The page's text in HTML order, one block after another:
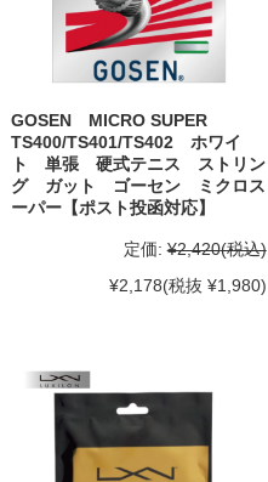
GOSEN MICRO SUPER
TS400/TS401/TS402 ホワイ
ト 単張 硬式テニス ストリン
グ ガット ゴーセン ミクロス
ーパー【ポスト投函対応】
定価: ¥2,420(税込)
¥2,178(税抜 ¥1,980)